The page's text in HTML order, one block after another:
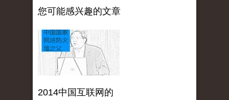
您可能感兴趣的文章
2014中国互联网的